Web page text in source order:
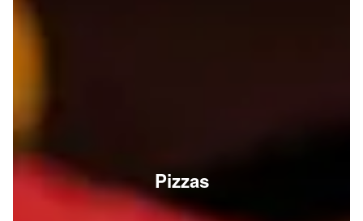
Pizzas